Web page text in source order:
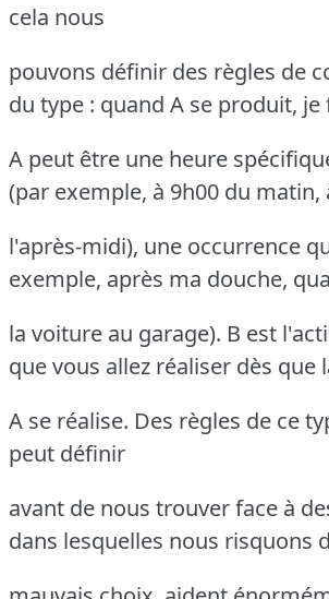
cela nous
pouvons définir des règles de
du type : quand A se produit, je
A peut être une heure
(par exemple, à 9h00 du matin,
l'après-midi), une occurrence
exemple, après ma douche,
la voiture au garage). B est
que vous allez réaliser dès que
A se réalise. Des règles de ce
peut définir
avant de nous trouver face à
dans lesquelles nous risquons